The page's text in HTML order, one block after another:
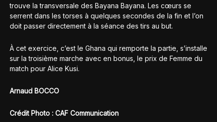
trouve la transversale des Bayana Bayana. Les cœurs se
serrent dans les torses à quelques secondes de la fin et l’on
doit passer directement à la séance des tirs au but.
À cet exercice, c’est le Ghana qui remporte la partie, s’installe
sur la troisième marche avec en bonus, le prix de Femme du
match pour Alice Kusi.
Arnaud BOCCO
Crédit Photo : CAF Communication